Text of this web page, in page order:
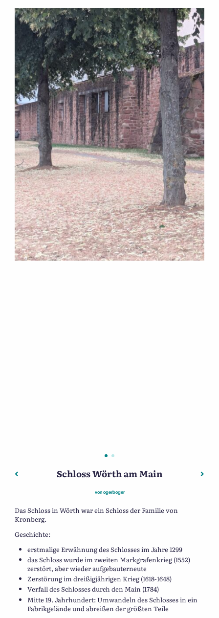
Beitragsnavigation
Vorheriger: Jahrgangsgemeinschaft
Schloss Wörth am Main
von ogerboger
Das Schloss in Wörth war ein Schloss der Familie von
Kronberg.
Geschichte:
erstmalige Erwähnung des Schlosses im Jahre 1299
das Schloss wurde im zweiten Markgrafenkrieg (1552)
zerstört, aber wieder aufgebauterneute
Zerstörung im dreißigjährigen Krieg (1618-1648)
Verfall des Schlosses durch den Main (1784)
Mitte 19. Jahrhundert: Umwandeln des Schlosses in ein
Fabrikgelände und abreißen der größten Teile